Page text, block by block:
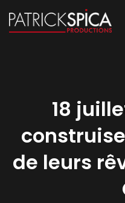
18
de leurs